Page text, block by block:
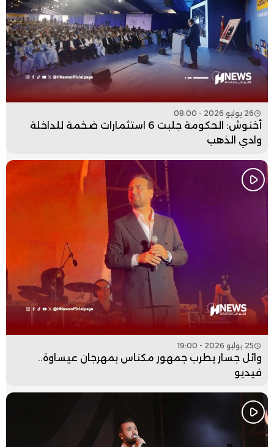
26 يوليو 2026 - 08:00
أخنوش: الحكومة جلبت 6 استثمارات ضخمة للداخلة
وادي الذهب
25 يوليو 2026 - 19:00
وائل جسار يطرب جمهور مكناس بمهرجان عيساوة..
فيديو